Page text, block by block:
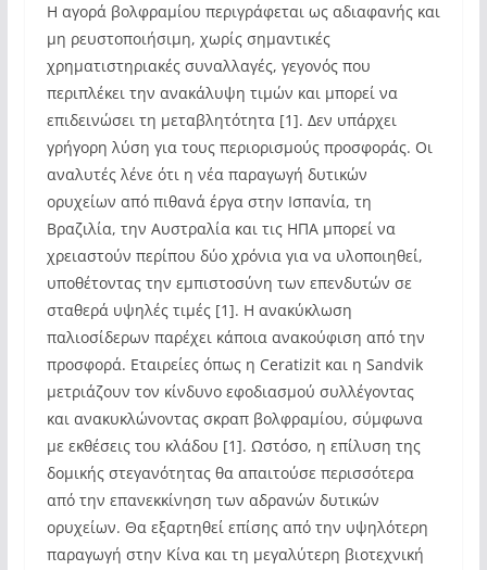
Η αγορά βολφραμίου περιγράφεται ως αδιαφανής και
μη ρευστοποιήσιμη, χωρίς σημαντικές
χρηματιστηριακές συναλλαγές, γεγονός που
περιπλέκει την ανακάλυψη τιμών και μπορεί να
επιδεινώσει τη μεταβλητότητα [1]. Δεν υπάρχει
γρήγορη λύση για τους περιορισμούς προσφοράς. Οι
αναλυτές λένε ότι η νέα παραγωγή δυτικών
ορυχείων από πιθανά έργα στην Ισπανία, τη
Βραζιλία, την Αυστραλία και τις ΗΠΑ μπορεί να
χρειαστούν περίπου δύο χρόνια για να υλοποιηθεί,
υποθέτοντας την εμπιστοσύνη των επενδυτών σε
σταθερά υψηλές τιμές [1]. Η ανακύκλωση
παλιοσίδερων παρέχει κάποια ανακούφιση από την
προσφορά. Εταιρείες όπως η Ceratizit και η Sandvik
μετριάζουν τον κίνδυνο εφοδιασμού συλλέγοντας
και ανακυκλώνοντας σκραπ βολφραμίου, σύμφωνα
με εκθέσεις του κλάδου [1]. Ωστόσο, η επίλυση της
δομικής στεγανότητας θα απαιτούσε περισσότερα
από την επανεκκίνηση των αδρανών δυτικών
ορυχείων. Θα εξαρτηθεί επίσης από την υψηλότερη
παραγωγή στην Κίνα και τη μεγαλύτερη βιοτεχνική